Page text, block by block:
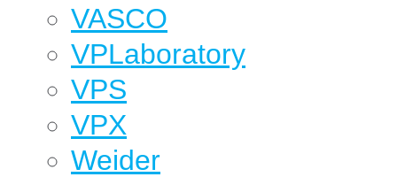
VASCO
VPLaboratory
VPS
VPX
Weider